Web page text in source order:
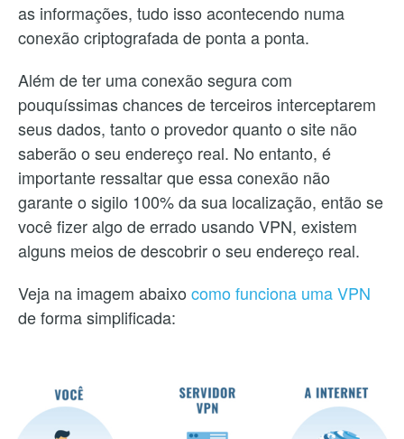
as informações, tudo isso acontecendo numa
conexão criptografada de ponta a ponta.
Além de ter uma conexão segura com
pouquíssimas chances de terceiros interceptarem
seus dados, tanto o provedor quanto o site não
saberão o seu endereço real. No entanto, é
importante ressaltar que essa conexão não
garante o sigilo 100% da sua localização, então se
você fizer algo de errado usando VPN, existem
alguns meios de descobrir o seu endereço real.
Veja na imagem abaixo como funciona uma VPN
de forma simplificada: